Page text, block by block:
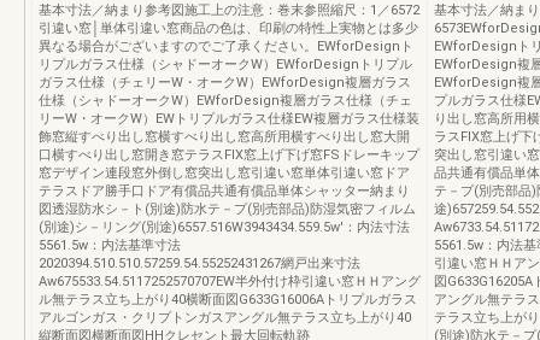
基本寸法／納まり参考図施工上の注意：巻末参照縮尺：1／6572
引違い窓│単体引違い窓商品の色は、印刷の特性上実物とは多少
異なる場合がございますのでご了承ください。EWforDesignト
リプルガラス仕様（シャドーオークW）EWforDesignトリプル
ガラス仕様（チェリーW・オークW）EWforDesign複層ガラス
仕様（シャドーオークW）EWforDesign複層ガラス仕様（チェ
リーW・オークW）EWトリプルガラス仕様EW複層ガラス仕様装
飾窓縦すべり出し窓横すべり出し窓高所用横すべり出し窓大開
口横すべり出し窓開き窓テラスFIX窓上げ下げ窓FSドレーキップ
窓デザイン連段窓外倒し窓突出し窓引違い窓単体引違い窓ドア
テラスドア勝手口ドア有償品共通有償品単体シャッター納まり
図透湿防水シ－ト(別途)防水テ－プ(別売部品)防湿気密フィルム
(別途)シ－リング(別途)6557.516W3943434.559.5w'：内法寸法
5561.5w：内法基準寸法
2020394.510.510.57259.54.55252431267網戸出来寸法
Aw675533.54.5117252570707EW半外付け枠引違い窓ＨＨアング
ル無テラス立ち上がり40横断面図G633G16006Aトリプルガラス
アルゴンガス・クリプトンガスアングル無テラス立ち上がり40
縦断面図横断面図HHクレセント最大回転軌跡
基本寸法／納ま
EWforDesignト
EWforDesign複
EWforDesign複
プルガラス仕様
り出し窓高所用
ラスFIX窓上げ下
突出し窓引違い
品共通有償品単
テ－プ(別売部品
途
5561.5w：内法
引違い窓ＨＨア
図
アングル無テラ
テラス立ち上が
(別途)防水テ－